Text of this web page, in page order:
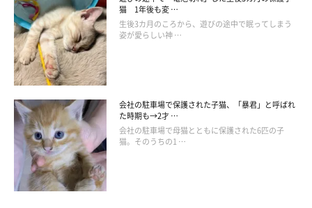
— かもしか (@b09a2032c)September 2, 2021
ふたりの仲良しな日常は、
しています。チェックしてみてくださいね！
関連記事:
「ここは特等席ニャ」と思っていそう！ 家族
に迎えたばかりの子猫を見守るハスキーの愛情
深さにキュン♪
犬と猫が仲良くしている姿は、見ていて癒されますよね！ Twitter
猫 1年後も変 …
生後3カ月のころから、遊びの途中で眠ってしまう
姿が愛らしい神 …
会社の駐車場で保護された子猫、「暴君」と呼ばれ
た時期も→2才 …
会社の駐車場で母猫とともに保護された6匹の子
猫。そのうちの1 …